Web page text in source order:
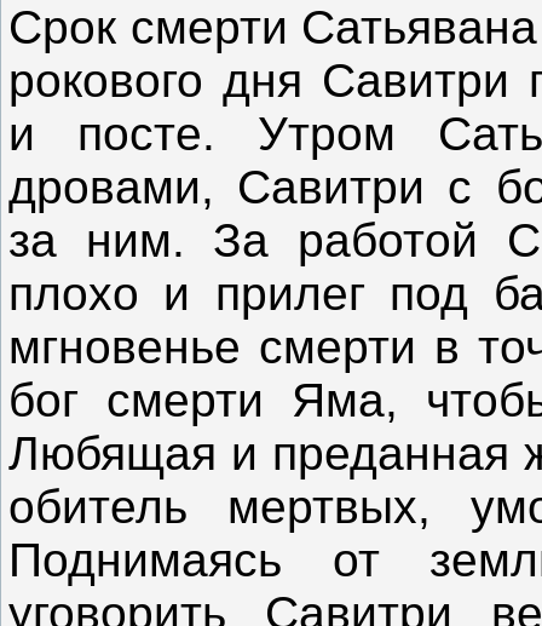
Срок смерти
рокового дня
и посте. Утром
дровами, Савитри с
за ним. За работой
плохо и прилег под
мгновенье смерти в
бог смерти Яма,
Любящая и преданная
обитель мертвых,
Поднимаясь от
уговорить Савитри